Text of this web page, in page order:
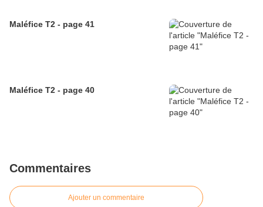
Maléfice T2 - page 41
Maléfice T2 - page 40
Commentaires
Ajouter un commentaire